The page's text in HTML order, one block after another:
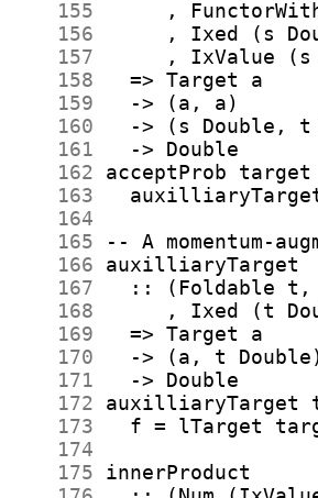
    155
    156
    157
    158
    159
    160
    161
    162
    163
    164
    165
    166
    167
    168
    169
    170
    171
    172
    173
    174
    175